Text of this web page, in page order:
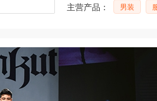
主营产品：
男装